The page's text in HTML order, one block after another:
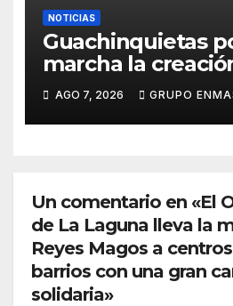
NOTICIAS
Guachinquietas
marcha la
repertorio para el
2027
AGO 7, 2026 GRUPO
Un comentario en «El
de La Laguna lleva la
Reyes Magos a
barrios con una gran
solidaria»